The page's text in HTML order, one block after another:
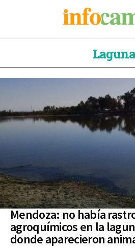
Laguna
Mendoza: no había
agroquímicos en la
donde aparecieron